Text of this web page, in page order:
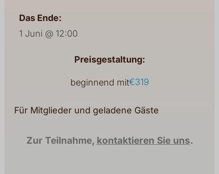
Das Ende:
1 Juni @ 12:00
Preisgestaltung:
beginnend mit€319
Für Mitglieder und geladene Gäste
Zur Teilnahme, kontaktieren Sie uns.